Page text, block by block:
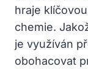
hraje
chemie.
je využíván
obohacovat